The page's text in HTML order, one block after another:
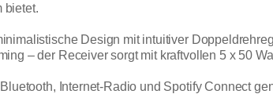
bietet.
Design mit intuitiver
– der Receiver sorgt mit kraftvollen 5 x 50
Internet-Radio und Spotify Connect